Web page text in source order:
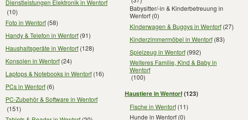
Dienstleistungen Elektronik in Wentorf
(10)
Foto in Wentorf (58)
Handy & Telefon in Wentorf (91)
Haushaltsgeräte in Wentorf (128)
Konsolen in Wentorf (24)
Laptops & Notebooks in Wentorf (16)
PCs in Wentorf (6)
PC-Zubehör & Software in Wentorf
(151)
Babysitter/-in & Kinderbetreuung in
Wentorf(0)
Kinderwagen & Buggys in Wentorf(27)
Kinderzimmermöbel in Wentorf(83)
Spielzeug in Wentorf(992)
Weiteres Familie, Kind & Baby in
Wentorf
(100)
Haustiere in Wentorf(123)
Fische in Wentorf(11)
Hunde in Wentorf(0)